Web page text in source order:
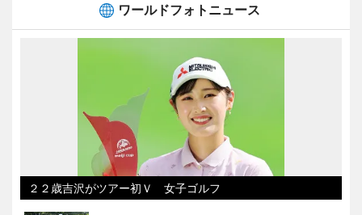
ワールドフォトニュース
２２歳吉沢がツアー初Ｖ 女子ゴルフ